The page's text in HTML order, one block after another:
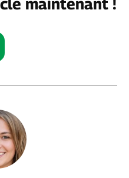
maintenant !